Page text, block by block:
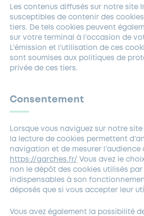
Les contenus diffusés sur notre site
susceptibles de contenir des
tiers. De tels cookies peuvent
sur votre terminal à l’occasion de
L’émission et l’utilisation de ces
sont soumises aux politiques de
privée de ces tiers.
Consentement
Lorsque vous naviguez sur notre
la lecture de cookies permettent
navigation et de mesurer
https://garches.fr/ Vous avez le
non le dépôt des cookies utilisés
indispensables à son
déposés que si vous accepter leur
Vous avez également la possibilité